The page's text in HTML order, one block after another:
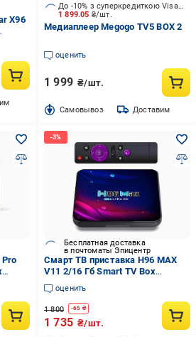
X96
1 899.05 ₴/шт.
До -10% з суперкредиткою Visa Вигода
Медиаплеер Megogo TV5 BOX 2
оценить
1 999 ₴/шт.
Cамовывоз Доставим
Бесплатная доставка
в почтоматы Эпицентр
Смарт ТВ приставка H96 MAX
V11 2/16 Гб Smart TV Box
Android 11 (540)
оценить
1 800 -65 ₴
1 735 ₴/шт.